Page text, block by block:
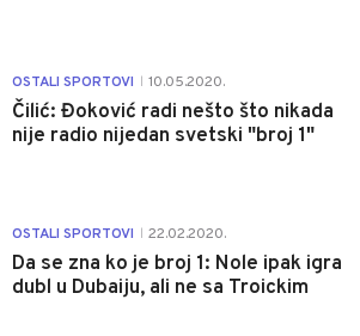
OSTALI SPORTOVI 10.05.2020.
Čilić: Đoković radi nešto što nikada
nije radio nijedan svetski "broj 1"
OSTALI SPORTOVI 22.02.2020.
Da se zna ko je broj 1: Nole ipak igra
dubl u Dubaiju, ali ne sa Troickim